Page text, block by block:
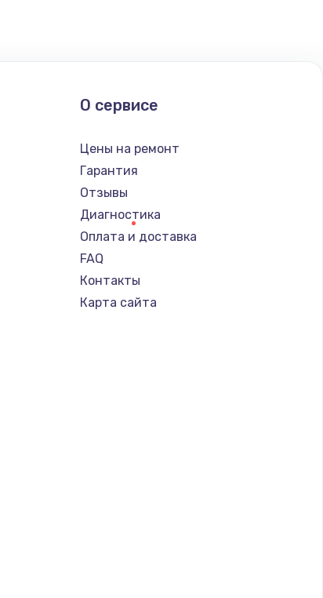
О сервисе
Цены на ремонт
Гарантия
Отзывы
Диагностика
Оплата и доставка
FAQ
Контакты
Карта сайта